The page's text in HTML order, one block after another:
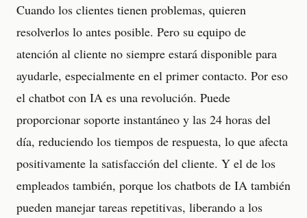
Cuando los clientes tienen problemas, quieren
resolverlos lo antes posible. Pero su equipo de
atención al cliente no siempre estará disponible para
ayudarle, especialmente en el primer contacto. Por eso
el chatbot con IA es una revolución. Puede
proporcionar soporte instantáneo y las 24 horas del
día, reduciendo los tiempos de respuesta, lo que afecta
positivamente la satisfacción del cliente. Y el de los
empleados también, porque los chatbots de IA también
pueden manejar tareas repetitivas, liberando a los